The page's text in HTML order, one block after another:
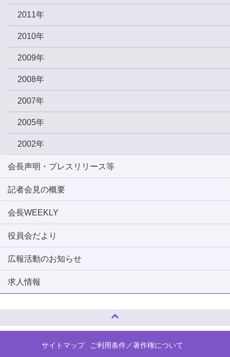
2011年
2010年
2009年
2008年
2007年
2005年
2002年
会長声明・プレスリリース等
記者会見の概要
会長WEEKLY
役員会だより
広報活動のお知らせ
求人情報
サイトマップ ご利用条件／著作権について